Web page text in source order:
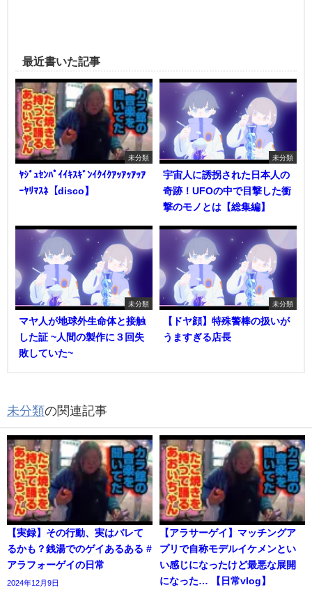
最近書いた記事
未分類
ﾔｼﾞｭｾﾝﾊﾟｲｲｷｽｷﾞﾝｲｸｲｸｱｯｱｯｱｯｱ
ｰﾔﾘﾏｽﾈ【disco】
未分類
宇宙人に誘拐された日本人の
奇跡！UFOの中で目撃した衝
撃のモノとは【総集編】
未分類
マヤ人が地球外生命体と接触
した証 ~人間の製作に３回失
敗していた~
未分類
【ドヤ顔】特殊警棒の扱いが
うますぎる店長
未分類の関連記事
【実録】その行動、実はバレて
るかも？銭湯でのゲイあるある #
アラフォーゲイの日常
2024年12月9日
【アラサーゲイ】マッチングア
プリで自称モデルイケメンとい
い感じになったけど最悪な展開
になった… 【日常vlog】